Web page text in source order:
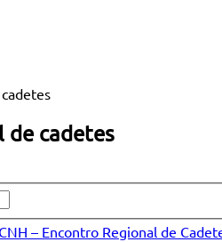
de cadetes
– Encontro Regional de